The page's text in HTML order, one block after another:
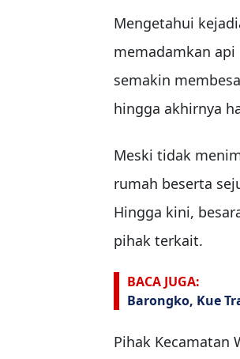
Mengetahui
memadamkan
semakin
hingga akhirnya
Meski tidak
rumah beserta
Hingga kini,
pihak terkait.
BACA JUGA:
Barongko, Kue
Pihak Kecamatan